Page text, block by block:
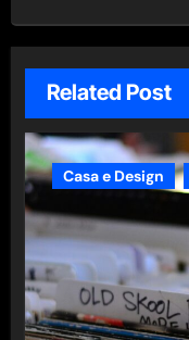
Related Post
Casa e Design